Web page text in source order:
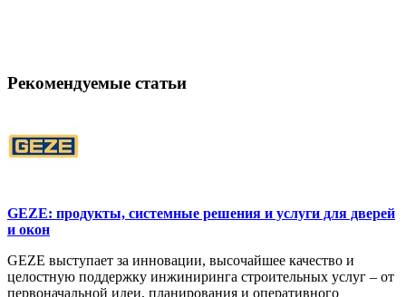
Рекомендуемые статьи
GEZE: продукты, системные решения и услуги для дверей
и окон
GEZE выступает за инновации, высочайшее качество и
целостную поддержку инжиниринга строительных услуг – от
первоначальной идеи, планирования и оперативного